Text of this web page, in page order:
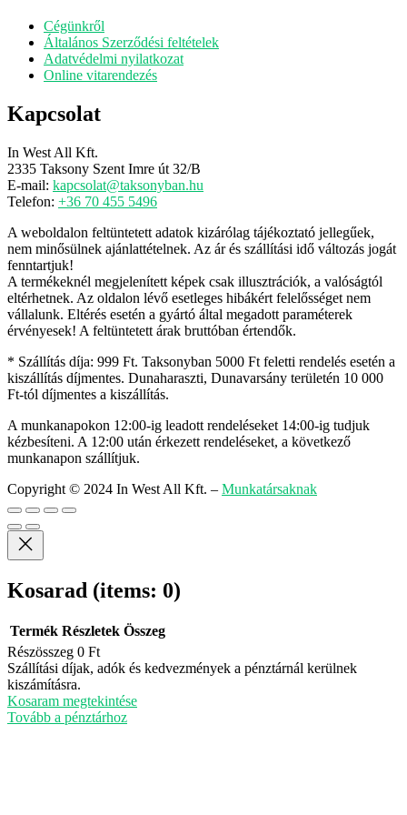
Cégünkről
Általános Szerződési feltételek
Adatvédelmi nyilatkozat
Online vitarendezés
Kapcsolat
In West All Kft.
2335 Taksony Szent Imre út 32/B
E-mail: kapcsolat@taksonyban.hu
Telefon: +36 70 455 5496
A weboldalon feltüntetett adatok kizárólag tájékoztató jellegűek,
nem minősülnek ajánlattételnek. Az ár és szállítási idő változás jogát
fenntartjuk!
A termékeknél megjelenített képek csak illusztrációk, a valóságtól
eltérhetnek. Az oldalon lévő esetleges hibákért felelősséget nem
vállalunk. Eltérés esetén a gyártó által megadott paraméterek
érvényesek! A feltüntetett árak bruttóban értendők.
* Szállítás díja: 999 Ft. Taksonyban 5000 Ft feletti rendelés esetén a
kiszállítás díjmentes. Dunaharaszti, Dunavarsány területén 10 000
Ft-tól díjmentes a kiszállítás.
A munkanapokon 12:00-ig leadott rendeléseket 14:00-ig tudjuk
kézbesíteni. A 12:00 után érkezett rendeléseket, a következő
munkanapon szállítjuk.
Copyright © 2024 In West All Kft. – Munkatársaknak
Kosarad (items: 0)
Termékek
a
kosárban
Termék Részletek Összeg
Részösszeg 0 Ft
Szállítási díjak, adók és kedvezmények a pénztárnál kerülnek
kiszámításra.
Kosaram megtekintése
Tovább a pénztárhoz